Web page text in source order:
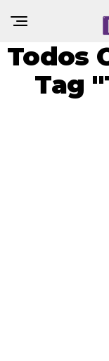
Todos
Tag